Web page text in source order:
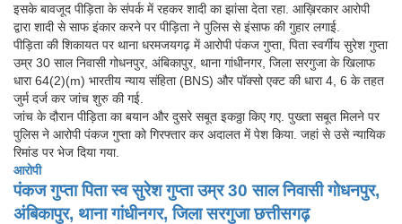
इसके बावजूद पीड़िता के संपर्क में रहकर शादी का झांसा देता रहा. आख़िरकार आरोपी
द्वारा शादी से साफ इंकार करने पर पीड़िता ने पुलिस से इंसाफ की गुहार लगाई.
पीड़िता की शिकायत पर थाना धरमजयगढ़ में आरोपी पंकज गुप्ता, पिता स्वर्गीय सुरेश गुप्ता
उम्र 30 साल निवासी गोधनपुर, अंबिकापुर, थाना गांधीनगर, जिला सरगुजा के खिलाफ
धारा 64(2)(m) भारतीय न्याय संहिता (BNS) और पॉक्सो एक्ट की धारा 4, 6 के तहत
जुर्म दर्ज कर जांच शुरु की गई.
जांच के दौरान पीड़िता का बयान और दुसरे सबूत इकठ्ठा किए गए. पुख्ता सबूत मिलने पर
पुलिस ने आरोपी पंकज गुप्ता को गिरफ्तार कर अदालत में पेश किया. जहां से उसे न्यायिक
रिमांड पर भेज दिया गया.
आरोपी
पंकज गुप्ता पिता स्व सुरेश गुप्ता उम्र 30 साल निवासी गोधनपुर,
अंबिकापुर, थाना गांधीनगर, जिला सरगुजा छत्तीसगढ़